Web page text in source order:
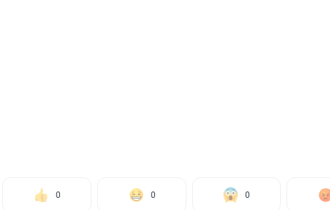
0 0 0